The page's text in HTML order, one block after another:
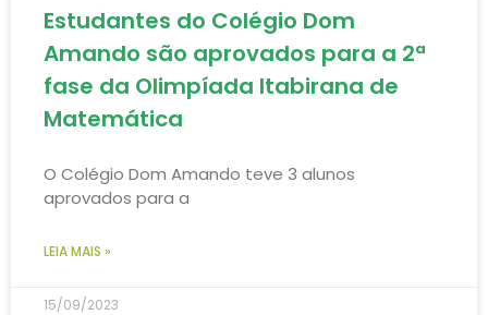
Estudantes do Colégio Dom
Amando são aprovados para a 2ª
fase da Olimpíada Itabirana de
Matemática
O Colégio Dom Amando teve 3 alunos
aprovados para a
LEIA MAIS »
15/09/2023